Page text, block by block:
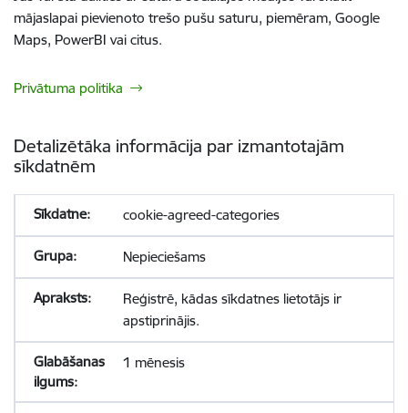
mājaslapai pievienoto trešo pušu saturu, piemēram, Google
Maps, PowerBI vai citus.
Privātuma politika
Detalizētāka informācija par izmantotajām
sīkdatnēm
cookie-agreed-categories
Nepieciešams
Reģistrē, kādas sīkdatnes lietotājs ir
apstiprinājis.
1 mēnesis